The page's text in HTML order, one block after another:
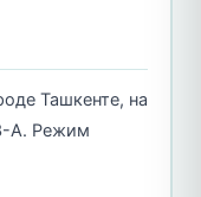
Ташкенте, на
А. Режим